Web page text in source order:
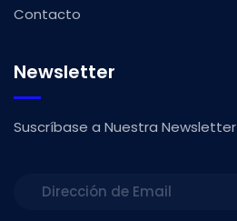
Contacto
Newsletter
Suscríbase a Nuestra Newsletter